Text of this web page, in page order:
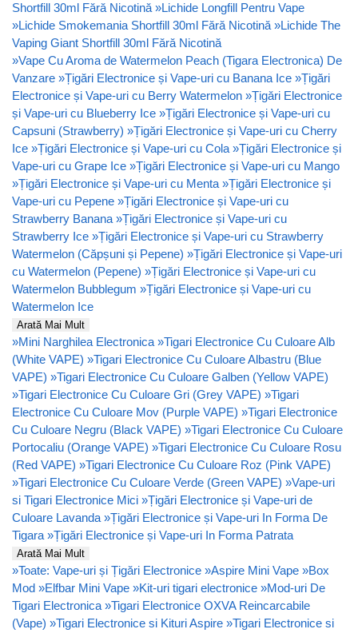
Shortfill 30ml Fără Nicotină »Lichide Longfill Pentru Vape
»Lichide Smokemania Shortfill 30ml Fără Nicotină »Lichide The
Vaping Giant Shortfill 30ml Fără Nicotină
»Vape Cu Aroma de Watermelon Peach (Tigara Electronica) De
Vanzare »Țigări Electronice și Vape-uri cu Banana Ice »Țigări
Electronice și Vape-uri cu Berry Watermelon »Țigări Electronice
și Vape-uri cu Blueberry Ice »Țigări Electronice și Vape-uri cu
Capsuni (Strawberry) »Țigări Electronice și Vape-uri cu Cherry
Ice »Țigări Electronice și Vape-uri cu Cola »Țigări Electronice și
Vape-uri cu Grape Ice »Țigări Electronice și Vape-uri cu Mango
»Țigări Electronice și Vape-uri cu Menta »Țigări Electronice și
Vape-uri cu Pepene »Țigări Electronice și Vape-uri cu
Strawberry Banana »Țigări Electronice și Vape-uri cu
Strawberry Ice »Țigări Electronice și Vape-uri cu Strawberry
Watermelon (Căpșuni și Pepene) »Țigări Electronice și Vape-uri
cu Watermelon (Pepene) »Țigări Electronice și Vape-uri cu
Watermelon Bubblegum »Țigări Electronice și Vape-uri cu
Watermelon Ice
Arată Mai Mult
»Mini Narghilea Electronica »Tigari Electronice Cu Culoare Alb
(White VAPE) »Tigari Electronice Cu Culoare Albastru (Blue
VAPE) »Tigari Electronice Cu Culoare Galben (Yellow VAPE)
»Tigari Electronice Cu Culoare Gri (Grey VAPE) »Tigari
Electronice Cu Culoare Mov (Purple VAPE) »Tigari Electronice
Cu Culoare Negru (Black VAPE) »Tigari Electronice Cu Culoare
Portocaliu (Orange VAPE) »Tigari Electronice Cu Culoare Rosu
(Red VAPE) »Tigari Electronice Cu Culoare Roz (Pink VAPE)
»Tigari Electronice Cu Culoare Verde (Green VAPE) »Vape-uri
si Tigari Electronice Mici »Țigări Electronice și Vape-uri de
Culoare Lavanda »Țigări Electronice și Vape-uri In Forma De
Tigara »Țigări Electronice și Vape-uri In Forma Patrata
Arată Mai Mult
»Toate: Vape-uri și Țigări Electronice »Aspire Mini Vape »Box
Mod »Elfbar Mini Vape »Kit-uri tigari electronice »Mod-uri De
Tigari Electronica »Tigari Electronice OXVA Reincarcabile
(Vape) »Tigari Electronice si Kituri Aspire »Tigari Electronice si